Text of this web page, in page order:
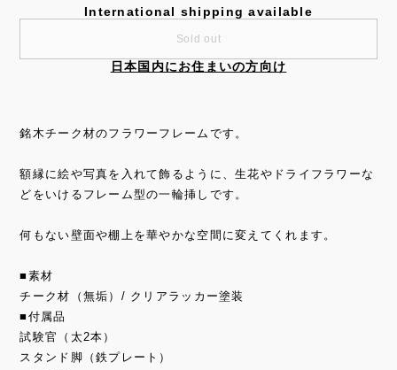
International shipping available
Sold out
日本国内にお住まいの方向け
銘木チーク材のフラワーフレームです。
額縁に絵や写真を入れて飾るように、生花やドライフラワーな
どをいけるフレーム型の一輪挿しです。
何もない壁面や棚上を華やかな空間に変えてくれます。
■素材
チーク材（無垢）/ クリアラッカー塗装
■付属品
試験官（太2本）
スタンド脚（鉄プレート）